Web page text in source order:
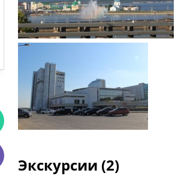
Экскурсии (2)